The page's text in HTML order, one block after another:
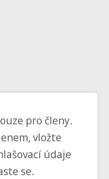
pro členy.
vložte
údaje
se.